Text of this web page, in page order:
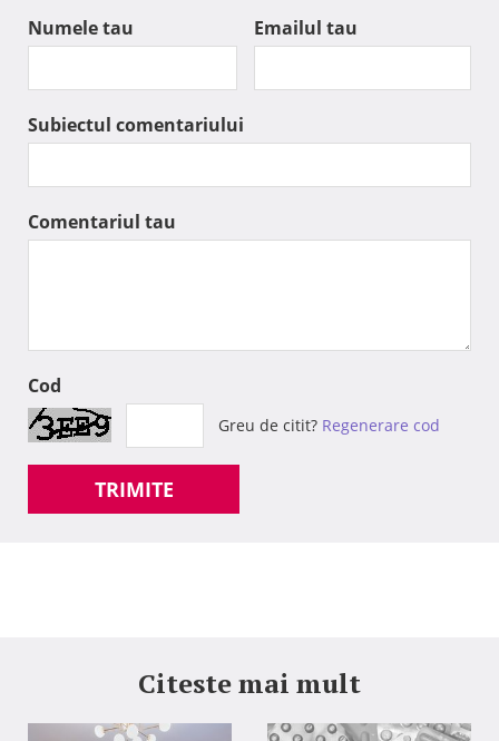
Numele tau Emailul tau
Subiectul comentariului
Comentariul tau
Cod
Greu de citit? Regenerare cod
TRIMITE
Citeste mai mult